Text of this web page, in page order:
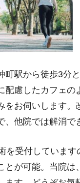
町駅から徒歩3分
配慮したカフェ
をお伺いします
、他院では解消で
を受付していま
とが可能。当院